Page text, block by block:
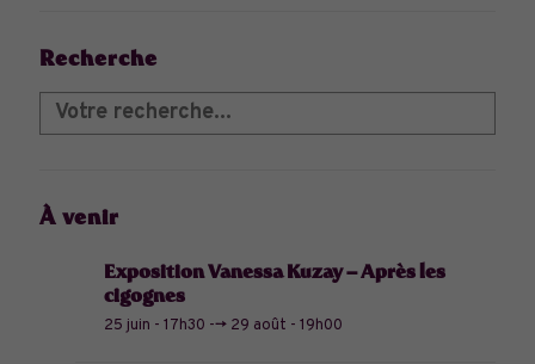
Recherche
À venir
Exposition Vanessa Kuzay – Après les
cigognes
25 juin - 17h30 --> 29 août - 19h00